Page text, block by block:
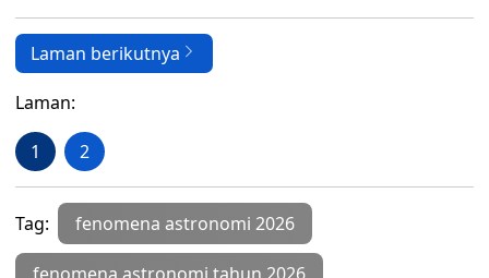
Laman berikutnya
Laman:
1 2
Tag: fenomena astronomi 2026